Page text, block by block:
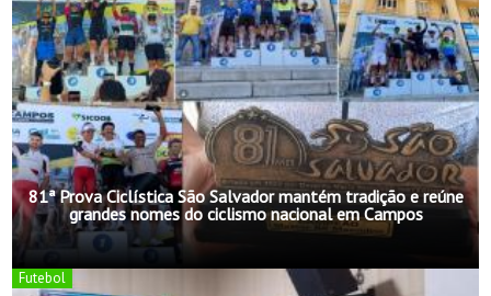
81ª Prova Ciclística São Salvador mantém tradição e reúne
grandes nomes do ciclismo nacional em Campos
Futebol